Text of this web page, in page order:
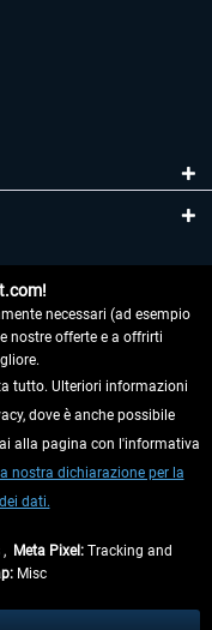
necessari (ad esempio
nostre offerte e a offrirti
tutto. Ulteriori informazioni
dove è anche possibile
alla pagina con l'informativa
nostra dichiarazione per la
dati.
Meta Pixel: Tracking and
Misc